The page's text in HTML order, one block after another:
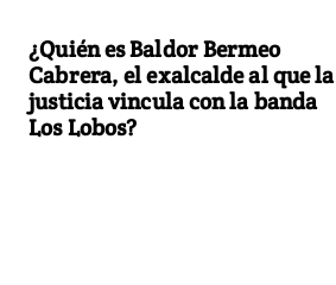
¿Quién es Baldor Bermeo
Cabrera, el exalcalde al que la
justicia vincula con la banda
Los Lobos?